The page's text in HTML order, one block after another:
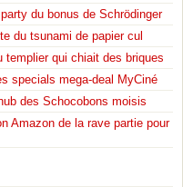
du bonus de Schrödinger
du tsunami de papier cul
templier qui chiait des briques
specials mega-deal MyCiné
des Schocobons moisis
Amazon de la rave partie pour